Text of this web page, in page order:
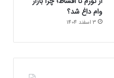
وام داغ شد؟
3 اسفند 1404